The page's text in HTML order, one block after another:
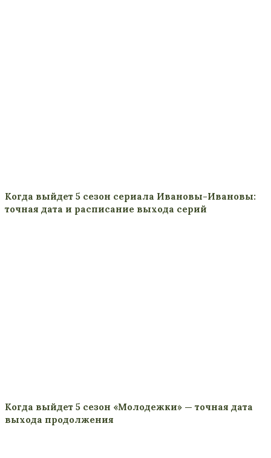
Когда выйдет 5 сезон сериала Ивановы-Ивановы:
точная дата и расписание выхода серий
Когда выйдет 5 сезон «Молодежки» — точная дата
выхода продолжения